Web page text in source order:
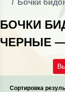
Бочки
БОЧКИ
ЧЕРНЫЕ
Сортировка